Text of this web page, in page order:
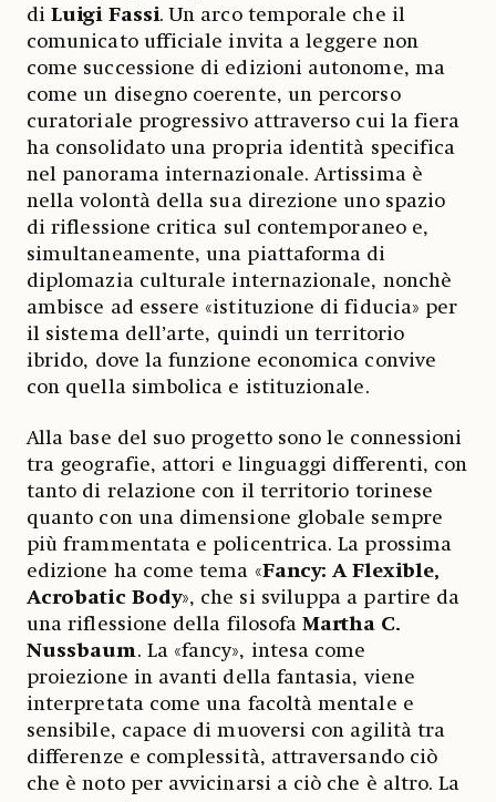
diLuigi Fassi. Un arco temporale che il
comunicato ufficiale invita a leggere non
come successione di edizioni autonome, ma
come un disegno coerente, un percorso
curatoriale progressivo attraverso cui la fiera
ha consolidato una propria identità specifica
nel panorama internazionale. Artissima è
nella volontà della sua direzione uno spazio
di riflessione critica sul contemporaneo e,
simultaneamente, una piattaforma di
diplomazia culturale internazionale, nonchè
ambisce ad essere «istituzione di fiducia» per
il sistema dell’arte, quindi un territorio
ibrido, dove la funzione economica convive
con quella simbolica e istituzionale.
Alla base del suo progetto sono le connessioni
tra geografie, attori e linguaggi differenti, con
tanto di relazione con il territorio torinese
quanto con una dimensione globale sempre
più frammentata e policentrica. La prossima
edizione ha come tema «Fancy: A Flexible,
Acrobatic Body», che si sviluppa a partire da
una riflessione della filosofaMartha C.
Nussbaum. La «fancy», intesa come
proiezione in avanti della fantasia, viene
interpretata come una facoltà mentale e
sensibile, capace di muoversi con agilità tra
differenze e complessità, attraversando ciò
che è noto per avvicinarsi a ciò che è altro. La